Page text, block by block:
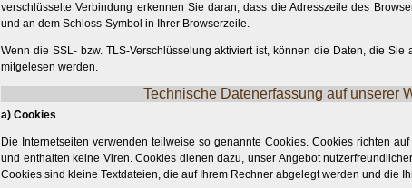
verschlüsselte Verbindung erkennen Sie daran, dass die Adresszeile des
und an dem Schloss-Symbol in Ihrer Browserzeile.
Wenn die SSL- bzw. TLS-Verschlüsselung aktiviert ist, können die Daten, die Sie
mitgelesen werden.
Technische Datenerfassung auf unserer
a) Cookies
Die Internetseiten verwenden teilweise so genannte Cookies. Cookies richten
und enthalten keine Viren. Cookies dienen dazu, unser Angebot
Cookies sind kleine Textdateien, die auf Ihrem Rechner abgelegt werden und die